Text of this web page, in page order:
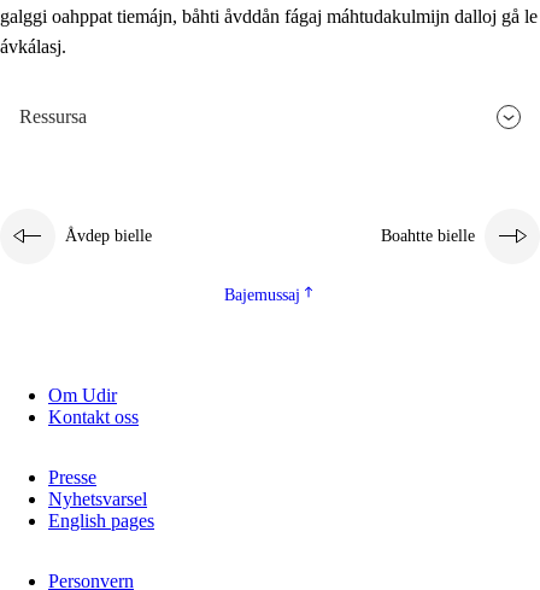
galggi oahppat tiemájn, båhti åvddån fágaj máhtudakulmijn dalloj gå le
ávkálasj.
Ressursa
Åvdep bielle Boahtte bielle
Bajemussaj
Om Udir
Kontakt oss
Presse
Nyhetsvarsel
English pages
Personvern